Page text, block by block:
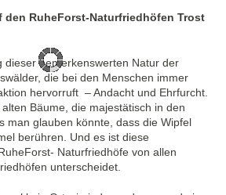
den RuheForst-Naturfriedhöfen Trost
dieser bemerkenswerten Natur der
die bei den Menschen immer
hervorruft – Andacht und Ehrfurcht.
Bäume, die majestätisch in den
man glauben könnte, dass die Wipfel
berühren. Und es ist diese
Naturfriedhöfe von allen
unterscheidet.